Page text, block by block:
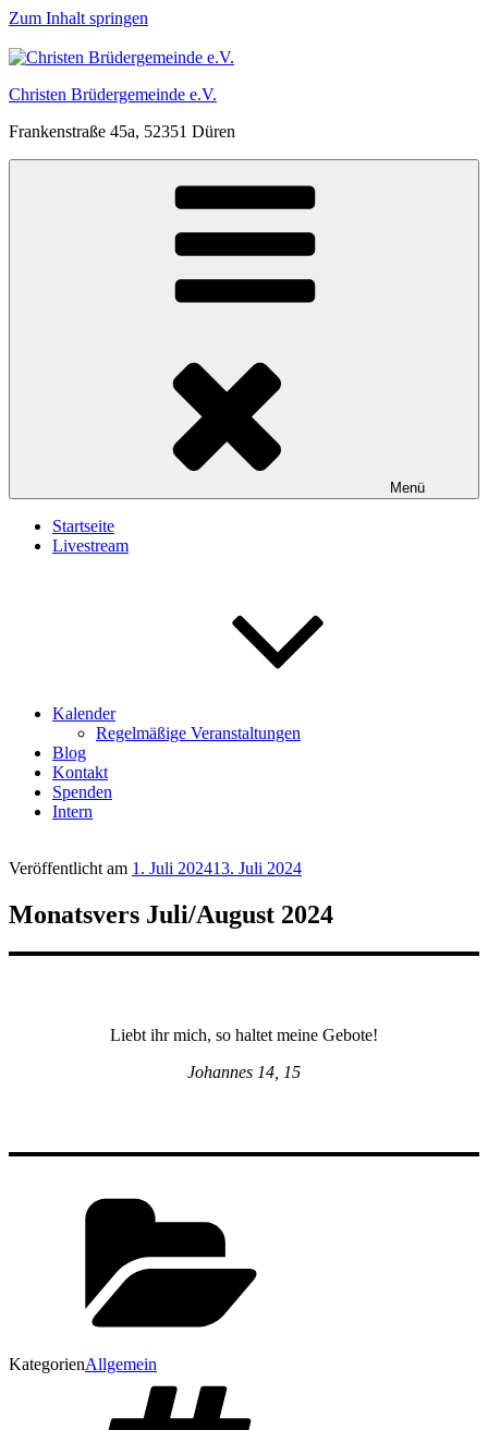
Zum Inhalt springen
Christen Brüdergemeinde e.V.
Frankenstraße 45a, 52351 Düren
Menü
Startseite
Livestream
Kalender
Regelmäßige Veranstaltungen
Blog
Kontakt
Spenden
Intern
Veröffentlicht am 1. Juli 202413. Juli 2024
Monatsvers Juli/August 2024
Liebt ihr mich, so haltet meine Gebote!
Johannes 14, 15
KategorienAllgemein